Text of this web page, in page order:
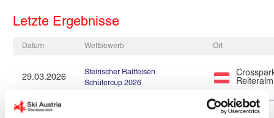
Letzte Ergebnisse
Datum Wettbewerb Ort
29.03.2026
Steirischer Raiffeisen
Schülercup 2026
Reiteralm